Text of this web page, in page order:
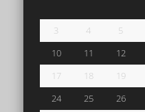
3
4 5
10
11 12
17
18 19
24
25 26